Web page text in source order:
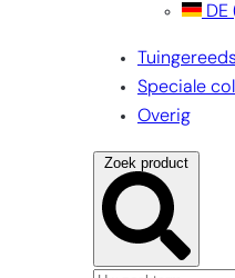
DE
Speciale
Overig
Zoek product